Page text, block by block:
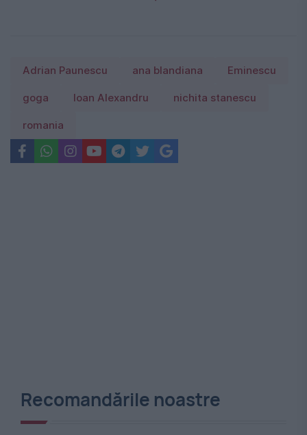
Adrian Paunescu ana blandiana Eminescu
goga Ioan Alexandru nichita stanescu
romania
Recomandările noastre